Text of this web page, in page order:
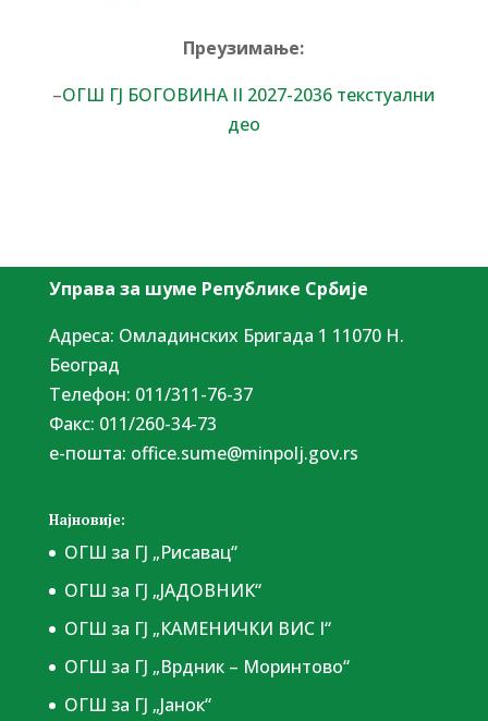
Преузимање:
–ОГШ ГЈ БОГОВИНА II 2027-2036 текстуални
део
Управа за шуме Републике Србије
Адреса: Омладинских Бригада 1 11070 Н.
Београд
Tелефон: 011/311-76-37
Факс: 011/260-34-73
е-пошта: office.sume@minpolj.gov.rs
Најновије:
ОГШ за ГЈ „Рисавац“
ОГШ за ГЈ „ЈАДОВНИК“
ОГШ за ГЈ „КАМЕНИЧКИ ВИС I“
ОГШ за ГЈ „Врдник – Моринтово“
ОГШ за ГЈ „Јанок“